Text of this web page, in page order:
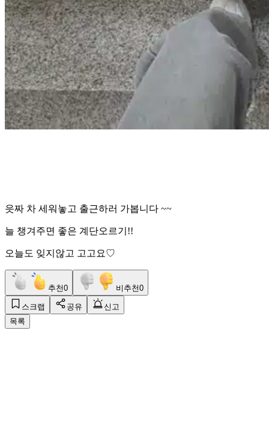
읏짜 차 세워놓고 출근하러 가봅니다 ~~
늘 챙겨주면 좋은 계단오르기!!
오늘도 잊지않고 고고요♡
추천0 비추천0
스크랩 공유
신고
목록